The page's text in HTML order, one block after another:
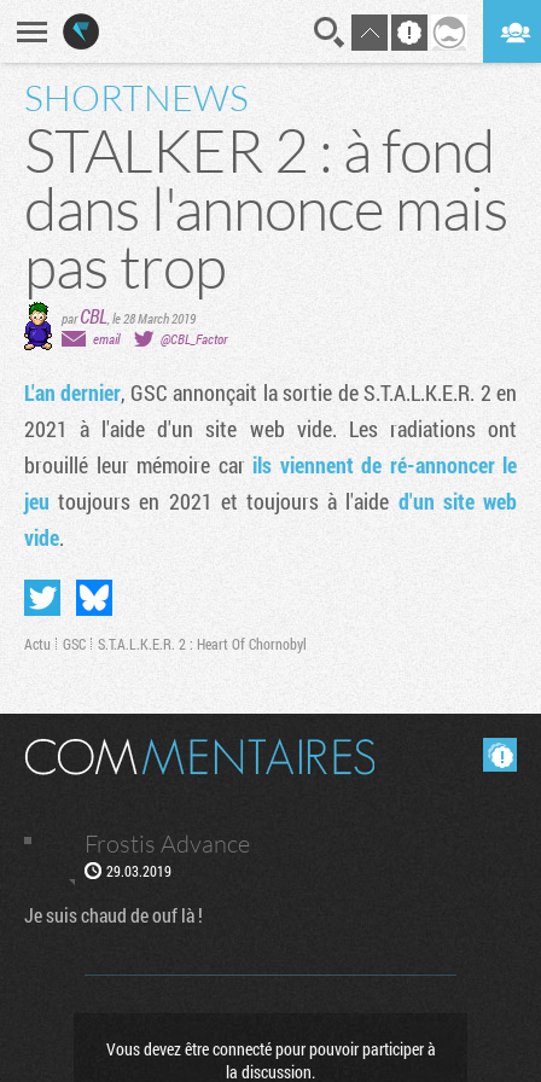
SHORTNEWS
STALKER 2 : à fond
dans l'annonce mais
pas trop
parCBL le 28 March 2019
email
@CBL_Factor
L'an dernier, GSC annonçait la sortie de S.T.A.L.K.E.R. 2 en
2021 à l'aide d'un site web vide. Les radiations ont
brouillé leur mémoire car ils viennent de ré-annoncer le
jeu toujours en 2021 et toujours à l'aide d'un site web
vide.
Actu GSC S.T.A.L.K.E.R. 2 : Heart Of Chornobyl
Masquer les commentaires lus.
Frostis Advance
29.03.2019
Je suis chaud de ouf là !
Vous devez être connecté pour pouvoir participer à
la discussion.